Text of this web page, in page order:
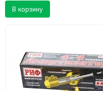
В корзину